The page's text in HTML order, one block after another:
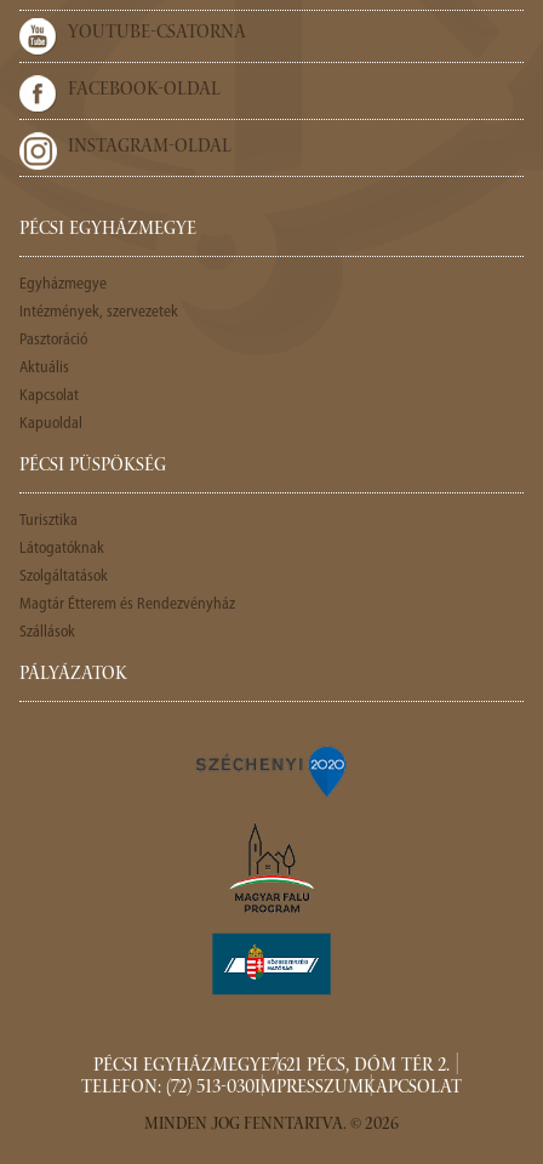
YOUTUBE-CSATORNA
FACEBOOK-OLDAL
INSTAGRAM-OLDAL
PÉCSI EGYHÁZMEGYE
Egyházmegye
Intézmények, szervezetek
Pasztoráció
Aktuális
Kapcsolat
Kapuoldal
PÉCSI PÜSPÖKSÉG
Turisztika
Látogatóknak
Szolgáltatások
Magtár Étterem és Rendezvényház
Szállások
PÁLYÁZATOK
PÉCSI EGYHÁZMEGYE7621 PÉCS, DÓM TÉR 2.
TELEFON: (72) 513-030IMPRESSZUMKAPCSOLAT
MINDEN JOG FENNTARTVA. © 2026